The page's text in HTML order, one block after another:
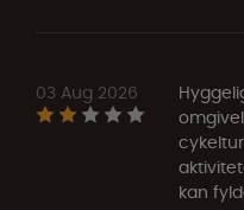
03 Aug 2026
kan